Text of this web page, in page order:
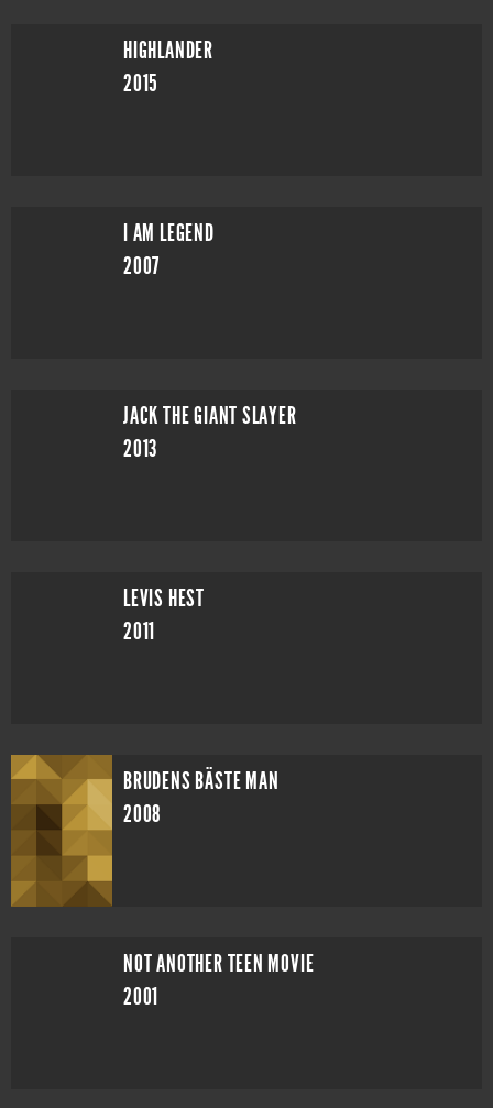
HIGHLANDER
2015
I AM LEGEND
2007
JACK THE GIANT SLAYER
2013
LEVIS HEST
2011
BRUDENS BÄSTE MAN
2008
NOT ANOTHER TEEN MOVIE
2001